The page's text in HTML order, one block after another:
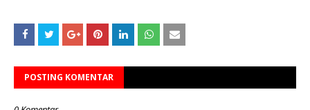
POSTING KOMENTAR